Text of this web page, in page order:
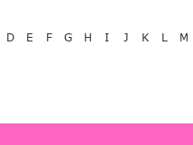
D E F G H I J K L M